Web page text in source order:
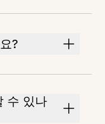
?
수 있나